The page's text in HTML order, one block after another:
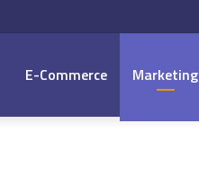
E-Commerce Marketing